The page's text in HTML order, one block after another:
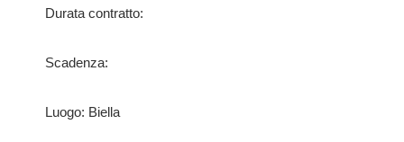
Durata contratto:
Scadenza:
Luogo: Biella